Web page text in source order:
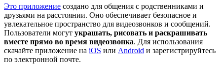
Это приложение создано для общения с родственниками и
друзьями на расстоянии. Оно обеспечивает безопасное и
увлекательное пространство для видеозвонков и сообщений.
Пользователи могут украшать, рисовать и раскрашивать
вместе прямо во время видеозвонка. Для использования
скачайте приложение на iOS или Android и зарегистрируйтесь
по электронной почте.